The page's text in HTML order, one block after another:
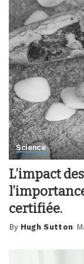
Science
L’impact
certifiée.
Posted
By Hugh Sutton